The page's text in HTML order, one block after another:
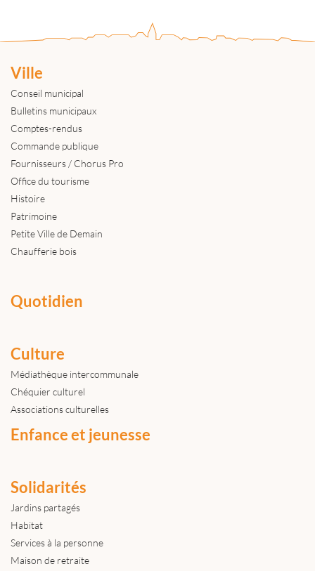
Ville
Conseil municipal
Bulletins municipaux
Comptes-rendus
Commande publique
Fournisseurs / Chorus Pro
Office du tourisme
Histoire
Patrimoine
Petite Ville de Demain
Chaufferie bois
Quotidien
Culture
Médiathèque intercommunale
Chéquier culturel
Associations culturelles
Enfance et jeunesse
Solidarités
Jardins partagés
Habitat
Services à la personne
Maison de retraite